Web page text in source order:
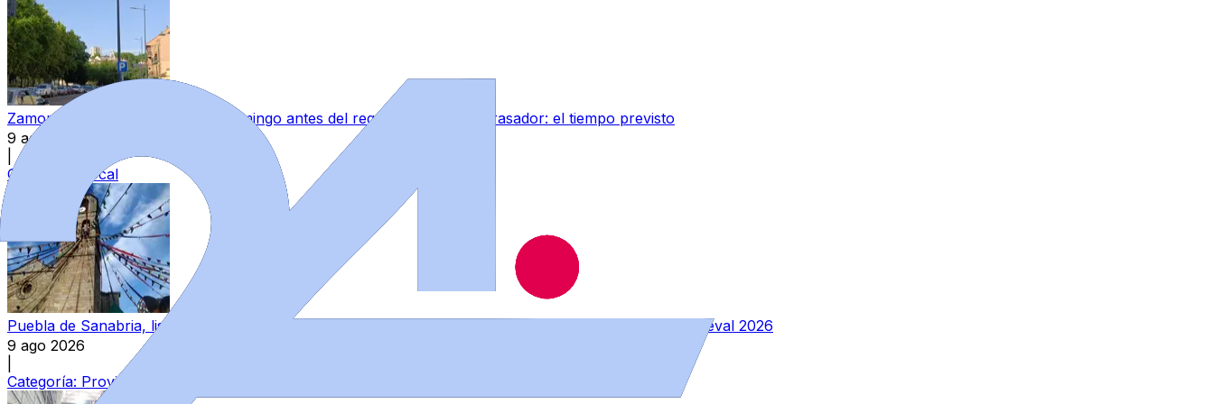
Zamora se da un 'respiro' este domingo antes del regreso del calor abrasador: el tiempo previsto
9 ago 2026
Categoría:
Local
Puebla de Sanabria, lista para regresar al Medievo: consulta el programa completo del Mercado Medieval 2026
9 ago 2026
Categoría: Provincia